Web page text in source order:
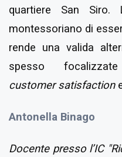
quartiere San Siro.
montessoriano di
rende una valida
spesso
customer satisfaction
Antonella Binago
Docente presso l’IC